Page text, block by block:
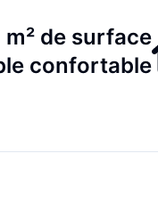
m² de surface
confortable